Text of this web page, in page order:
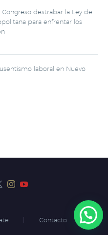
Congreso destrabar la Ley de
para enfrentar los
laboral en Nuevo
Contacto